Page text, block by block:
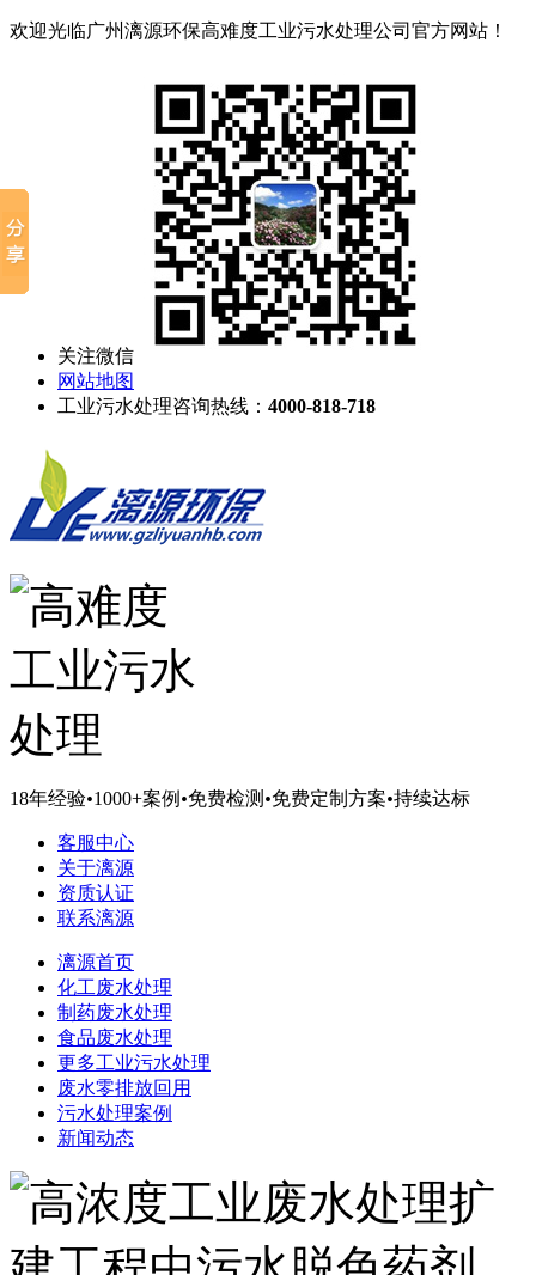
欢迎光临广州漓源环保高难度工业污水处理公司官方网站！
关注微信
网站地图
工业污水处理咨询热线： 4000-818-718
18年经验•1000+案例 •免费检测 •免费定制方案•持续达标
客服中心
关于漓源
资质认证
联系漓源
漓源首页
化工废水处理
制药废水处理
食品废水处理
更多工业污水处理
废水零排放回用
污水处理案例
新闻动态